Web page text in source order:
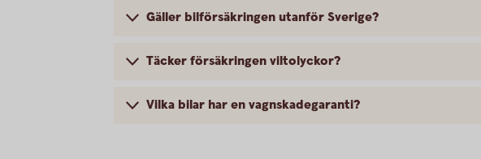
Gäller bilförsäkringen utanför Sverige?
Täcker försäkringen viltolyckor?
Vilka bilar har en vagnskadegaranti?